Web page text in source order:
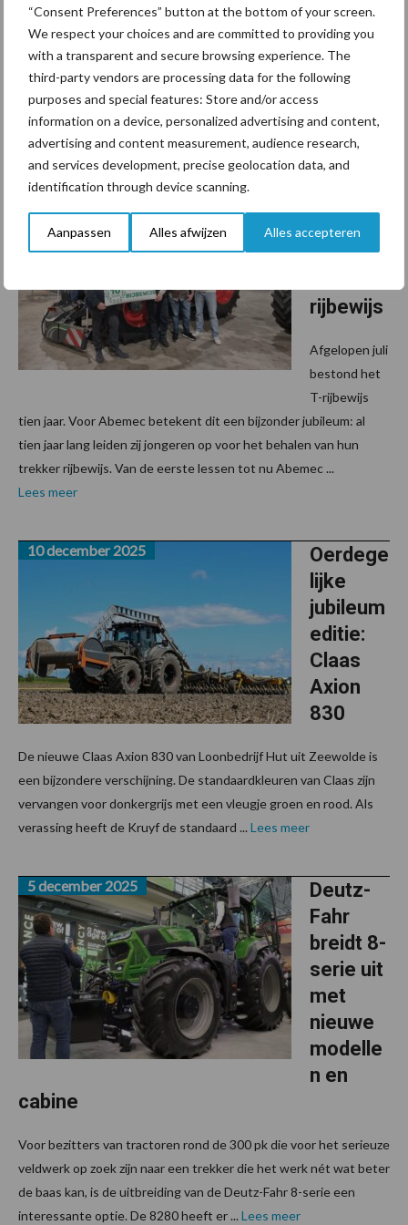
“Consent Preferences” button at the bottom of your screen.
We respect your choices and are committed to providing you
with a transparent and secure browsing experience. The
third-party vendors are processing data for the following
purposes and special features: Store and/or access
information on a device, personalized advertising and content,
advertising and content measurement, audience research,
and services development, precise geolocation data, and
identification through device scanning.
Aanpassen Alles afwijzen Alles accepteren
dealer
Donderdag 29 januari 2026 organiseert Steenbergen
wordt, naast Fendt, ook officieel Valtra-dealer. Tussen 13:00 en
22:00 uur zijn relaties en ...Lees meer
viert
tien jaar
rijbewijs
5 januari 2026
Afgelopen juli
bestond het
T-rijbewijs
tien jaar. Voor Abemec betekent dit een bijzonder jubileum: al
tien jaar lang leiden zij jongeren op voor het behalen van hun
trekker rijbewijs. Van de eerste lessen tot nu Abemec ...
Lees meer
Oerdege
lijke
jubileum
editie:
Claas
Axion
830
10 december 2025
De nieuwe Claas Axion 830 van Loonbedrijf Hut uit Zeewolde is
een bijzondere verschijning. De standaardkleuren van Claas zijn
vervangen voor donkergrijs met een vleugje groen en rood. Als
verassing heeft de Kruyf de standaard ... Lees meer
Deutz-
Fahr
breidt 8-
serie uit
met
nieuwe
modelle
n en
cabine
5 december 2025
Voor bezitters van tractoren rond de 300 pk die voor het serieuze
veldwerk op zoek zijn naar een trekker die het werk nét wat beter
de baas kan, is de uitbreiding van de Deutz-Fahr 8-serie een
interessante optie. De 8280 heeft er ... Lees meer